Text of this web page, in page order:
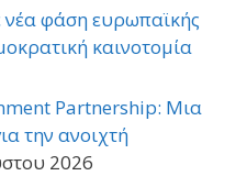
φάση ευρωπαϊκής
καινοτομία
Partnership: Μια
την ανοιχτή
2026